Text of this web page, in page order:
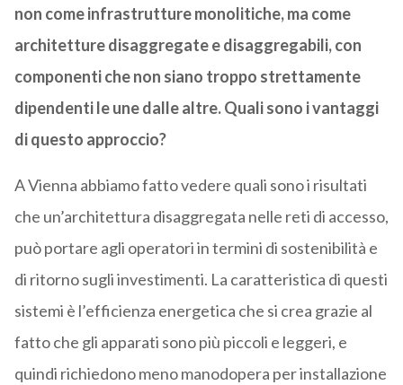
non come infrastrutture monolitiche, ma come
architetture disaggregate e disaggregabili, con
componenti che non siano troppo strettamente
dipendenti le une dalle altre. Quali sono i vantaggi
di questo approccio?
A Vienna abbiamo fatto vedere quali sono i risultati
che un’architettura disaggregata nelle reti di accesso,
può portare agli operatori in termini di sostenibilità e
di ritorno sugli investimenti. La caratteristica di questi
sistemi è l’efficienza energetica che si crea grazie al
fatto che gli apparati sono più piccoli e leggeri, e
quindi richiedono meno manodopera per installazione